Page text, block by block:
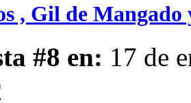
, Gil de Mangado
#8 en: 17 de